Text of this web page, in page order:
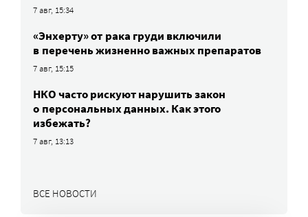
7 авг, 15:34
«Энхерту» от рака груди включили
в перечень жизненно важных препаратов
7 авг, 15:15
НКО часто рискуют нарушить закон
о персональных данных. Как этого
избежать?
7 авг, 13:13
ВСЕ НОВОСТИ